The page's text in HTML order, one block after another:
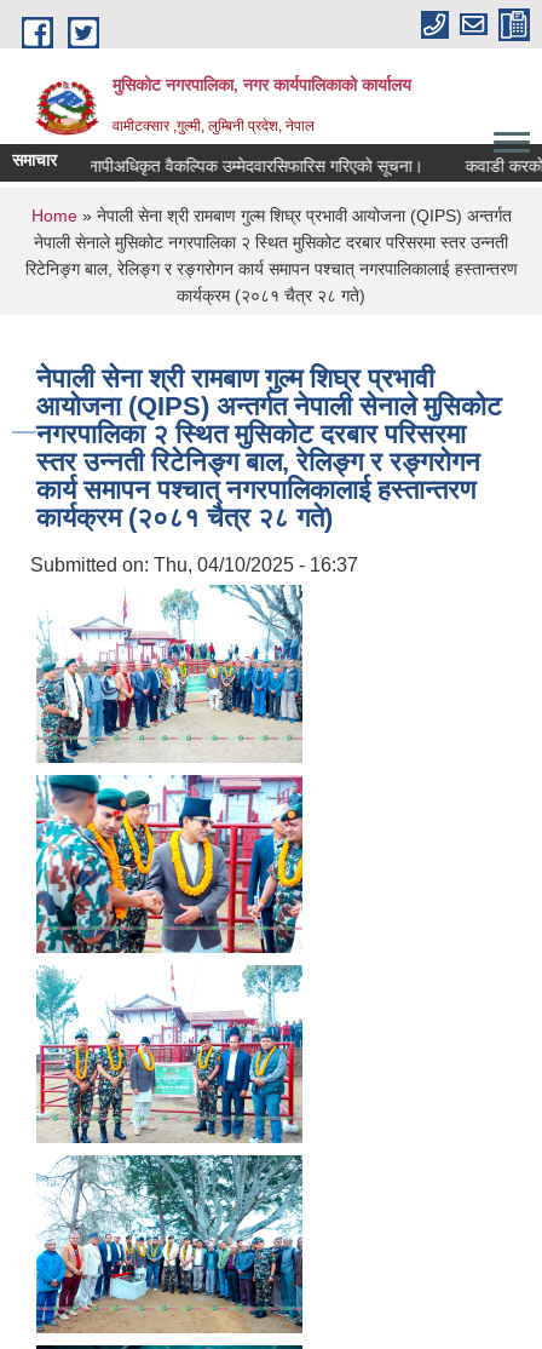
Skip to main content
मुसिकोट नगरपालिका, नगर कार्यपालिकाकाे कार्यालय
वामीटक्सार ,गुल्मी, लुम्बिनी प्रदेश, नेपाल
समाचारनापीअधिकृत वैकल्पिक उम्मेदवारसिफारिस गरिएको सूचना। कवाडी करको ठेक्का
You are here
Home» नेपाली सेना श्री रामबाण गुल्म शिघ्र प्रभावी आयोजना (QIPS) अन्तर्गत
नेपाली सेनाले मुसिकोट नगरपालिका २ स्थित मुसिकोट दरबार परिसरमा स्तर उन्नती
रिटेनिङ्ग बाल, रेलिङ्ग र रङ्गरोगन कार्य समापन पश्चात् नगरपालिकालाई हस्तान्तरण
कार्यक्रम (२०८१ चैत्र २८ गते)
नेपाली सेना श्री रामबाण गुल्म शिघ्र प्रभावी
आयोजना (QIPS) अन्तर्गत नेपाली सेनाले मुसिकोट
नगरपालिका २ स्थित मुसिकोट दरबार परिसरमा
स्तर उन्नती रिटेनिङ्ग बाल, रेलिङ्ग र रङ्गरोगन
कार्य समापन पश्चात् नगरपालिकालाई हस्तान्तरण
कार्यक्रम (२०८१ चैत्र २८ गते)
Submitted on: Thu, 04/10/2025 - 16:37